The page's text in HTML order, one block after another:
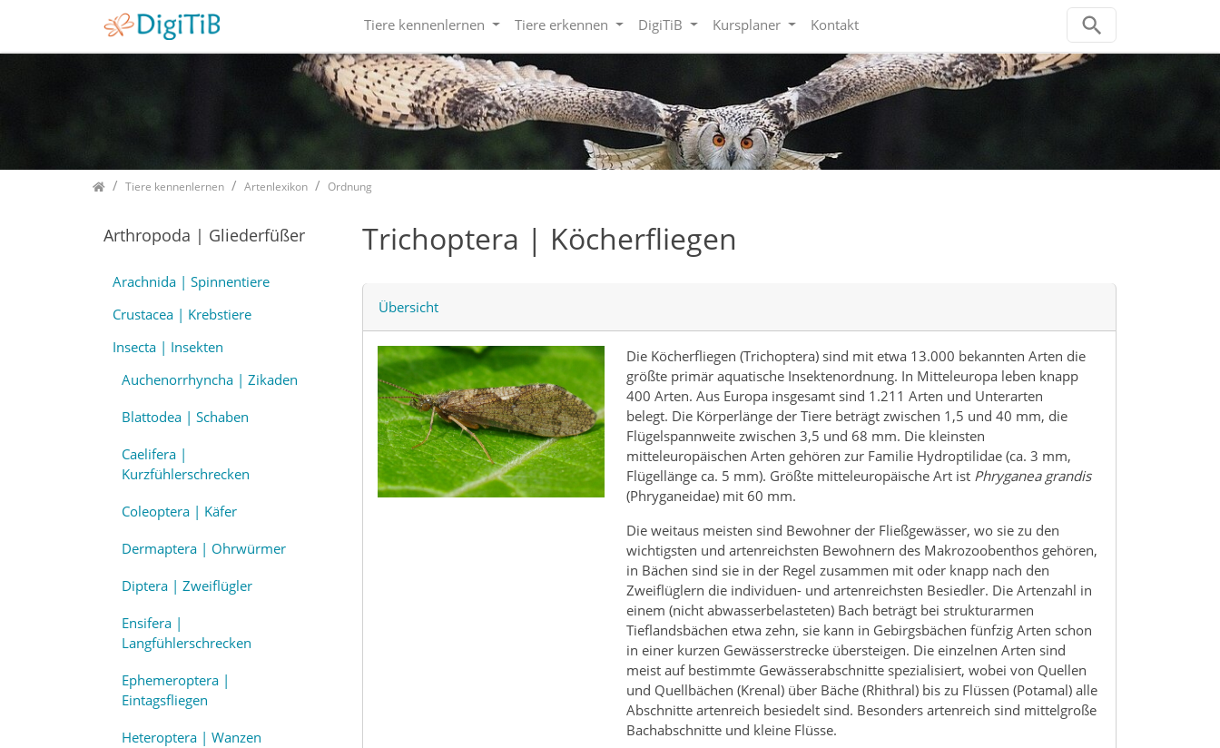
Tiere kennenlernen Tiere erkennen DigiTiB Kursplaner Kontakt
HomeTiere kennenlernen Artenlexikon Ordnung
Trichoptera | Köcherfliegen
Übersicht
Die Köcherfliegen (Trichoptera) sind mit etwa 13.000 bekannten Arten die
größte primär aquatische Insektenordnung. In Mitteleuropa leben knapp
400 Arten. Aus Europa insgesamt sind 1.211 Arten und Unterarten
belegt. Die Körperlänge der Tiere beträgt zwischen 1,5 und 40 mm, die
Flügelspannweite zwischen 3,5 und 68 mm. Die kleinsten
mitteleuropäischen Arten gehören zur Familie Hydroptilidae (ca. 3 mm,
Flügellänge ca. 5 mm). Größte mitteleuropäische Art ist Phryganea grandis
(Phryganeidae) mit 60 mm.
Die weitaus meisten sind Bewohner der Fließgewässer, wo sie zu den
wichtigsten und artenreichsten Bewohnern des Makrozoobenthos gehören,
in Bächen sind sie in der Regel zusammen mit oder knapp nach den
Zweiflüglern die individuen- und artenreichsten Besiedler. Die Artenzahl in
einem (nicht abwasserbelasteten) Bach beträgt bei strukturarmen
Tieflandsbächen etwa zehn, sie kann in Gebirgsbächen fünfzig Arten schon
in einer kurzen Gewässerstrecke übersteigen. Die einzelnen Arten sind
meist auf bestimmte Gewässerabschnitte spezialisiert, wobei von Quellen
und Quellbächen (Krenal) über Bäche (Rhithral) bis zu Flüssen (Potamal) alle
Abschnitte artenreich besiedelt sind. Besonders artenreich sind mittelgroße
Bachabschnitte und kleine Flüsse.
Arthropoda | Gliederfüßer
Arachnida | Spinnentiere
Crustacea | Krebstiere
Insecta | Insekten
Auchenorrhyncha | Zikaden
Blattodea | Schaben
Caelifera |
Kurzfühlerschrecken
Coleoptera | Käfer
Dermaptera | Ohrwürmer
Diptera | Zweiflügler
Ensifera |
Langfühlerschrecken
Ephemeroptera |
Eintagsfliegen
Heteroptera | Wanzen